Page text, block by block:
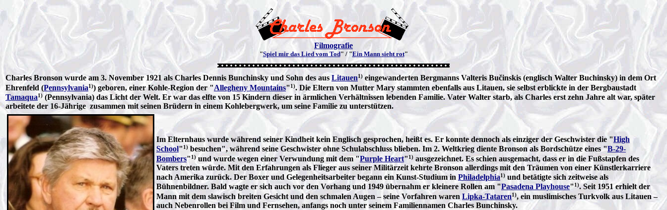
Filmografie
"Spiel mir das Lied vom Tod" / "Ein Mann sieht rot"
Charles Bronson wurde am 3. November 1921 als Charles Dennis Bunchinsky und Sohn des aus Litauen1) eingewanderten Bergmanns Valteris Bučinskis (englisch Walter Buchinsky) in dem Ort
Ehrenfeld (Pennsylvania1)) geboren, einer Kohle-Region der "Allegheny Mountains"1). Die Eltern von Mutter Mary stammten ebenfalls aus Litauen, sie selbst erblickte in der Bergbaustadt
Tamaqua1) (Pennsylvania) das Licht der Welt. Er war das elfte von 15 Kindern dieser in ärmlichen Verhältnissen lebenden Familie. Vater Walter starb, als Charles erst zehn Jahre alt war, später
arbeitete der 16-Jährige zusammen mit seinen Brüdern in einem Kohlebergwerk, um seine Familie zu unterstützen.
Im Elternhaus wurde während seiner Kindheit kein Englisch gesprochen, heißt es. Er konnte dennoch als einziger der Geschwister die "High
School" 1) besuchen", während seine Geschwister ohne Schulabschluss blieben. Im 2. Weltkrieg diente Bronson als Bordschütze eines "B-29-
Bombers" 1) und wurde wegen einer Verwundung mit dem "Purple Heart"1) ausgezeichnet. Es schien ausgemacht, dass er in die Fußstapfen des
Vaters treten würde. Mit den Erfahrungen als Flieger aus seiner Militärzeit kehrte Bronson allerdings mit den Träumen von einer Künstlerkarriere
nach Amerika zurück. Der Boxer und Gelegenheitsarbeiter begann ein Kunst-Studium in Philadelphia1) und betätigte sich zeitweise als
Bühnenbildner. Bald wagte er sich auch vor den Vorhang und 1949 übernahm er kleinere Rollen am "Pasadena Playhouse"1). Seit 1951 erhielt der
Mann mit dem slawisch breiten Gesicht und den schmalen Augen – seine Vorfahren waren Lipka-Tataren1), ein muslimisches Turkvolk aus Litauen –
auch Nebenrollen bei Film und Fernsehen, anfangs noch unter seinem Familiennamen Charles Bunchinsky.